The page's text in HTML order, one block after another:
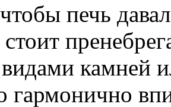
печь
камней
гармонично